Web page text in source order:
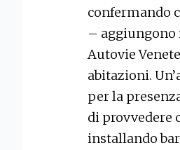
confermando
– aggiungono
Autovie
abitazioni.
per la
di provvedere
installando